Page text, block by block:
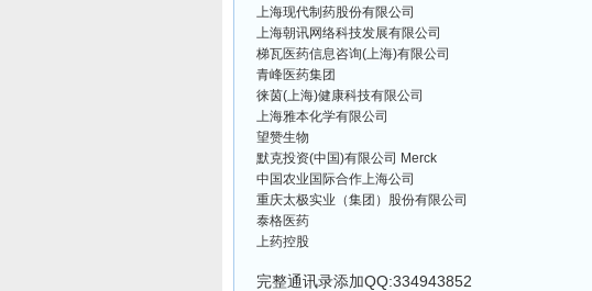
上海现代制药股份有限公司
上海朝讯网络科技发展有限公司
梯瓦医药信息咨询(上海)有限公司
青峰医药集团
徕茵(上海)健康科技有限公司
上海雅本化学有限公司
望赞生物
默克投资(中国)有限公司 Merck
中国农业国际合作上海公司
重庆太极实业（集团）股份有限公司
泰格医药
上药控股
完整通讯录添加QQ:334943852